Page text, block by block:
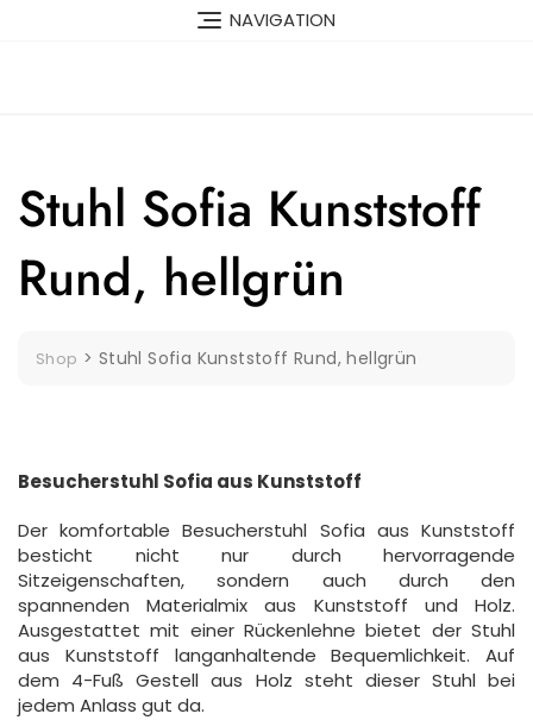
NAVIGATION
Stuhl Sofia Kunststoff
Rund, hellgrün
Shop > Stuhl Sofia Kunststoff Rund, hellgrün
Besucherstuhl Sofia aus Kunststoff
Der komfortable Besucherstuhl Sofia aus Kunststoff
besticht nicht nur durch hervorragende
Sitzeigenschaften, sondern auch durch den
spannenden Materialmix aus Kunststoff und Holz.
Ausgestattet mit einer Rückenlehne bietet der Stuhl
aus Kunststoff langanhaltende Bequemlichkeit. Auf
dem 4-Fuß Gestell aus Holz steht dieser Stuhl bei
jedem Anlass gut da.